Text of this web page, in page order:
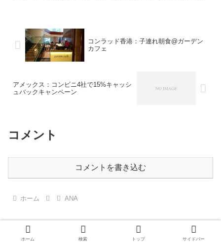
キャンペーン期間2024年3月1日
（金）0:00～20...
コンラッド香港：子連れ朝食@ガーデン
カフェ
アメックス：コンビニ4社で15%キャッシ
ュバックキャンペーン
コメント
コメントを書き込む
ホーム ANA
ホーム 検索 トップ サイドバー